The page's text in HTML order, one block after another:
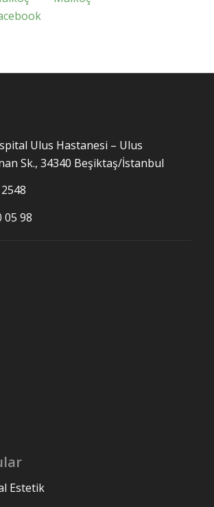
Ulus Hastanesi – Ulus
Sk., 34340 Beşiktaş/İstanbul
05 98
Estetik